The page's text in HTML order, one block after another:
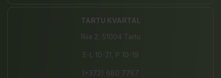
TARTU KVARTAL
Riia 2, 51004 Tartu
E-L 10-21, P 10-19
(+372) 680 7787